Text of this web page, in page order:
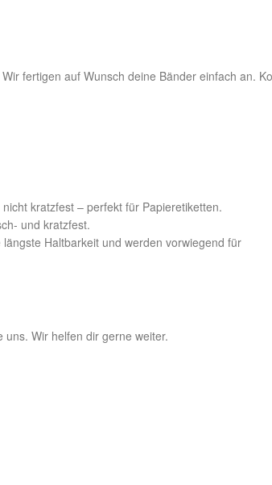
Wir fertigen auf Wunsch deine Bänder einfach an.
kratzfest – perfekt für Papieretiketten.
und kratzfest.
Haltbarkeit und werden vorwiegend für
Wir helfen dir gerne weiter.